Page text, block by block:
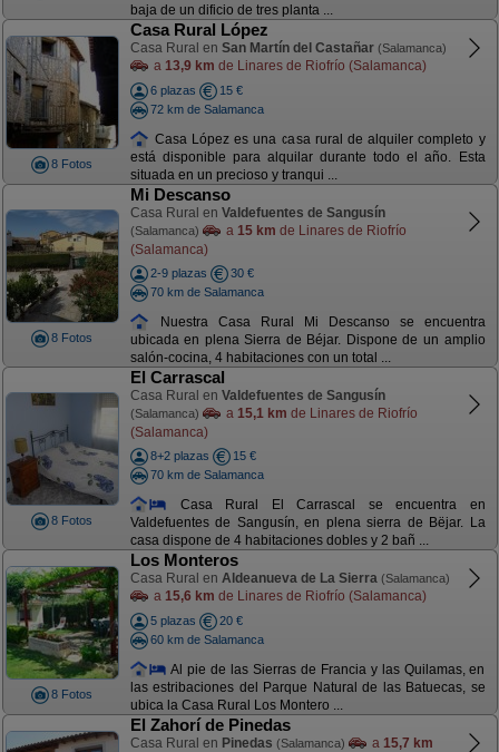
baja de un dificio de tres planta ...
8 Fotos
Casa Rural López
Casa Rural en San Martín del Castañar (Salamanca)
a 13,9 km de Linares de Riofrío (Salamanca)
6 plazas
15 €
72 km de Salamanca
Casa López es una casa rural de alquiler completo y
está disponible para alquilar durante todo el año. Esta
situada en un precioso y tranqui ...
8 Fotos
Mi Descanso
Casa Rural en Valdefuentes de Sangusín
(Salamanca) a 15 km de Linares de Riofrío
(Salamanca)
2-9 plazas
30 €
70 km de Salamanca
Nuestra Casa Rural Mi Descanso se encuentra
ubicada en plena Sierra de Béjar. Dispone de un amplio
salón-cocina, 4 habitaciones con un total ...
8 Fotos
El Carrascal
Casa Rural en Valdefuentes de Sangusín
(Salamanca) a 15,1 km de Linares de Riofrío
(Salamanca)
8+2 plazas
15 €
70 km de Salamanca
Casa Rural El Carrascal se encuentra en
Valdefuentes de Sangusín, en plena sierra de Bëjar. La
casa dispone de 4 habitaciones dobles y 2 bañ ...
8 Fotos
Los Monteros
Casa Rural en Aldeanueva de La Sierra (Salamanca)
a 15,6 km de Linares de Riofrío (Salamanca)
5 plazas
20 €
60 km de Salamanca
Al pie de las Sierras de Francia y las Quilamas, en
las estribaciones del Parque Natural de las Batuecas, se
ubica la Casa Rural Los Montero ...
El Zahorí de Pinedas
Casa Rural en Pinedas (Salamanca) a 15,7 km